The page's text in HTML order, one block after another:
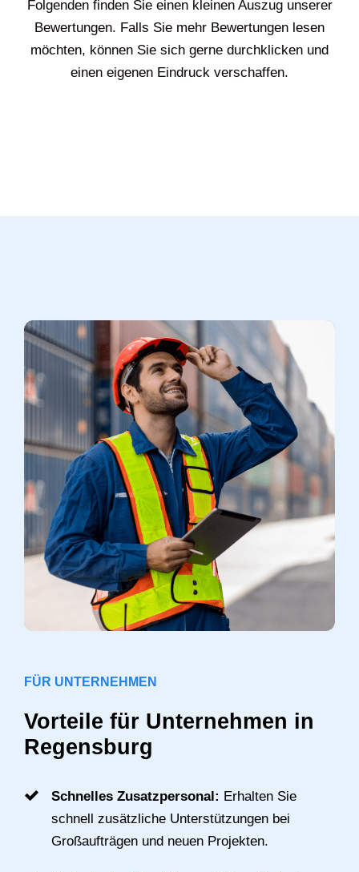
Folgenden finden Sie einen kleinen Auszug unserer
Bewertungen. Falls Sie mehr Bewertungen lesen
möchten, können Sie sich gerne durchklicken und
einen eigenen Eindruck verschaffen.
FÜR UNTERNEHMEN
Vorteile für Unternehmen in
Regensburg
Schnelles Zusatzpersonal: Erhalten Sie
schnell zusätzliche Unterstützungen bei
Großaufträgen und neuen Projekten.